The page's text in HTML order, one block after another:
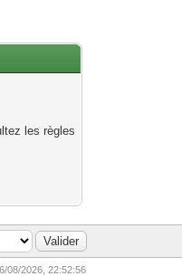
les règles
08/2026, 22:52:56